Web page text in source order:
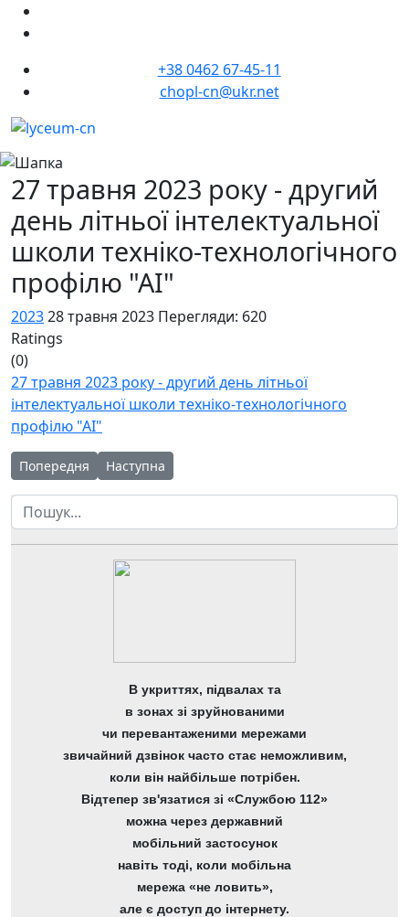
+38 0462 67-45-11
chopl-cn@ukr.net
27 травня 2023 року - другий
день літньої інтелектуальної
школи техніко-технологічного
профілю "АІ"
202328 травня 2023 Перегляди: 620
Ratings
(0)
27 травня 2023 року - другий день літньої
інтелектуальної школи техніко-технологічного
профілю "АІ"
Попередня стаття: Жива природа у фокусі дня літньої
Попередня Наступна стаття: Літня школа суспільно-
Наступна
Пошук
В укриттях, підвалах та
в зонах зі зруйнованими
чи перевантаженими мережами
звичайний дзвінок часто стає неможливим,
коли він найбільше потрібен.
Відтепер зв'язатися зі «Службою 112»
можна через державний
мобільний застосунок
навіть тоді, коли мобільна
мережа «не ловить»,
але є доступ до інтернету.